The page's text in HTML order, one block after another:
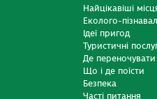
Найцікавіші
Еколого-
Ідеї пригод
Туристичні
Де переночувати
Що і де поїсти
Безпека
Часті питання